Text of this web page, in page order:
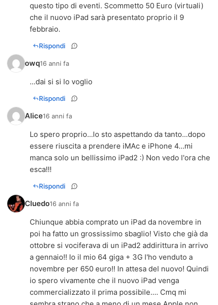
questo tipo di eventi. Scommetto 50 Euro (virtuali)
che il nuovo iPad sarà presentato proprio il 9
febbraio.
Rispondi
owq16 anni fa
...dai si si lo voglio
Rispondi
Alice16 anni fa
Lo spero proprio...lo sto aspettando da tanto...dopo
essere riuscita a prendere iMAc e iPhone 4...mi
manca solo un bellissimo iPad2 :) Non vedo l'ora che
esca!!!
Rispondi
Cluedo16 anni fa
Chiunque abbia comprato un iPad da novembre in
poi ha fatto un grossissimo sbaglio! Visto che già da
ottobre si vociferava di un iPad2 addirittura in arrivo
a gennaio!! Io il mio 64 giga + 3G l'ho venduto a
novembre per 650 euro!! In attesa del nuovo! Quindi
io spero vivamente che il nuovo iPad venga
commercializzato il prima possibile.... Cmq mi